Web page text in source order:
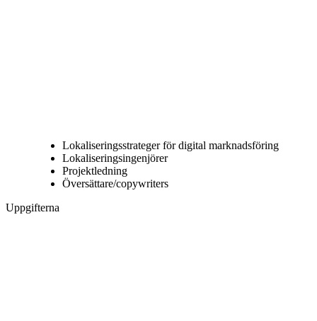
Lokaliseringsstrateger för digital marknadsföring
Lokaliseringsingenjörer
Projektledning
Översättare/copywriters
Uppgifterna